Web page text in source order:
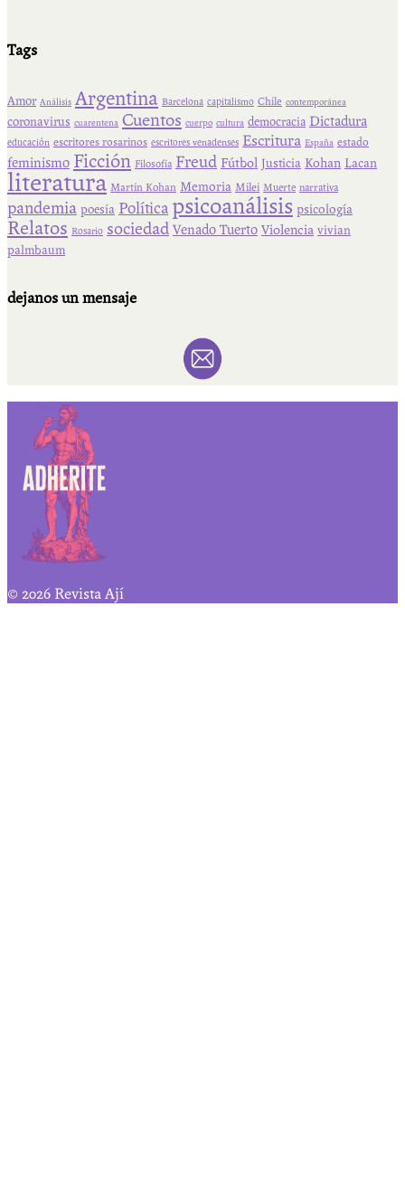
Tags
Amor Análisis Argentina Barcelona capitalismo Chile contemporánea
coronavirus cuarentena Cuentos cuerpo cultura democracia Dictadura
educación escritores rosarinos escritores venadenses Escritura España estado
feminismo Ficción Filosofía Freud Fútbol Justicia Kohan Lacan
literatura Martín Kohan Memoria Milei Muerte narrativa
pandemia poesía Política psicoanálisis psicología
Relatos Rosario sociedad Venado Tuerto Violencia vivian
palmbaum
dejanos un mensaje
© 2026 Revista Ají